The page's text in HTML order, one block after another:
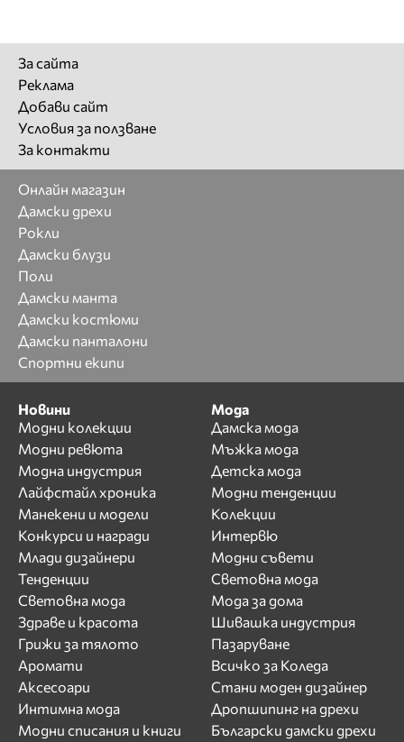
За сайта
Реклама
Добави сайт
Условия за ползване
За контакти
Онлайн магазин
Дамски дрехи
Рокли
Дамски блузи
Поли
Дамски манта
Дамски костюми
Дамски панталони
Спортни екипи
Новини
Модни колекции
Модни ревюта
Модна индустрия
Лайфстайл хроника
Манекени и модели
Конкурси и награди
Млади дизайнери
Тенденции
Световна мода
Здраве и красота
Грижи за тялото
Аромати
Аксесоари
Интимна мода
Модни списания и книги
Мода
Дамска мода
Мъжка мода
Детска мода
Модни тенденции
Колекции
Интервю
Модни съвети
Световна мода
Мода за дома
Шивашка индустрия
Пазаруване
Всичко за Коледа
Стани моден дизайнер
Дропшипинг на дрехи
Български дамски дрехи